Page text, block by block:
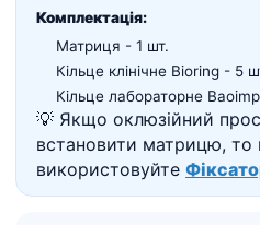
Комплектація:
Матриця - 1 шт.
Кільце клінічне Bioring - 5
Кільце лабораторне
💡 Якщо оклюзійний
встановити матрицю, то
використовуйте